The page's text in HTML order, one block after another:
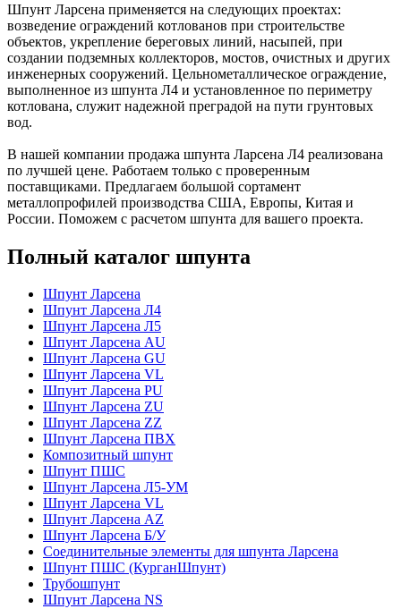
Шпунт Ларсена применяется на следующих проектах:
возведение ограждений котлованов при строительстве
объектов, укрепление береговых линий, насыпей, при
создании подземных коллекторов, мостов, очистных и других
инженерных сооружений. Цельнометаллическое ограждение,
выполненное из шпунта Л4 и установленное по периметру
котлована, служит надежной преградой на пути грунтовых
вод.
В нашей компании продажа шпунта Ларсена Л4 реализована
по лучшей цене. Работаем только с проверенным
поставщиками. Предлагаем большой сортамент
металлопрофилей производства США, Европы, Китая и
России. Поможем с расчетом шпунта для вашего проекта.
Полный каталог шпунта
Шпунт Ларсена
Шпунт Ларсена Л4
Шпунт Ларсена Л5
Шпунт Ларсена AU
Шпунт Ларсена GU
Шпунт Ларсена VL
Шпунт Ларсена PU
Шпунт Ларсена ZU
Шпунт Ларсена ZZ
Шпунт Ларсена ПВХ
Композитный шпунт
Шпунт ПШС
Шпунт Ларсена Л5-УМ
Шпунт Ларсена VL
Шпунт Ларсена AZ
Шпунт Ларсена Б/У
Соединительные элементы для шпунта Ларсена
Шпунт ПШС (КурганШпунт)
Трубошпунт
Шпунт Ларсена NS